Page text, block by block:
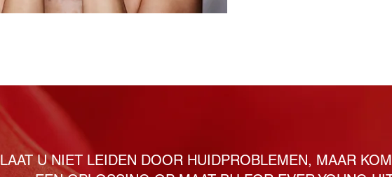
LAAT U NIET LEIDEN DOOR HUIDPROBLEMEN, MAAR